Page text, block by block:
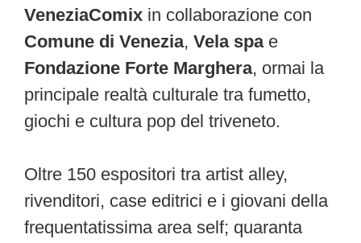
VeneziaComix in collaborazione con
Comune di Venezia, Vela spae
Fondazione Forte Marghera, ormai la
principale realtà culturale tra fumetto,
giochi e cultura pop del triveneto.
Oltre 150 espositori tra artist alley,
rivenditori, case editrici e i giovani della
frequentatissima area self; quaranta